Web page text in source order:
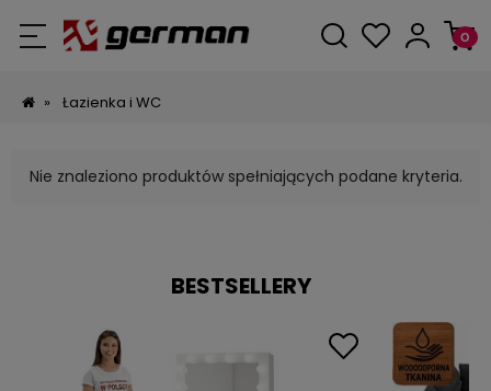
» Łazienka i WC
Nie znaleziono produktów spełniających podane kryteria.
BESTSELLERY